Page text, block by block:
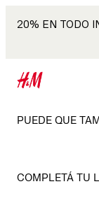
20% EN TODO
PUEDE QUE
COMPLETÁ TU